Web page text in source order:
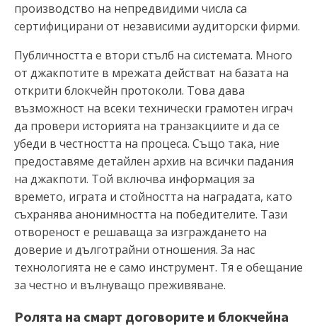
производство на непредвидими числа са
сертифицирани от независими аудиторски фирми.
Публичността е втори стълб на системата. Много
от джакпотите в мрежата действат на базата на
открити блокчейн протоколи. Това дава
възможност на всеки технически грамотен играч
да провери историята на транзакциите и да се
убеди в честността на процеса. Също така, ние
предоставяме детайлен архив на всички падания
на джакпоти. Той включва информация за
времето, играта и стойността на наградата, като
съхранява анонимността на победителите. Тази
отвореност е решаваща за изграждането на
доверие и дълготрайни отношения. За нас
технологията не е само инструмент. Тя е обещание
за честно и вълнуващо преживяване.
Ролята на смарт договорите и блокчейна